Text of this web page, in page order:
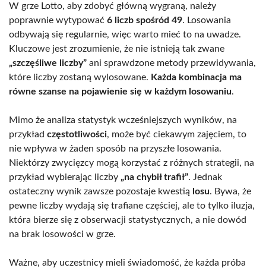
W grze Lotto, aby zdobyć główną wygraną, należy
poprawnie wytypować 6 liczb spośród 49. Losowania
odbywają się regularnie, więc warto mieć to na uwadze.
Kluczowe jest zrozumienie, że nie istnieją tak zwane
„szczęśliwe liczby” ani sprawdzone metody przewidywania,
które liczby zostaną wylosowane. Każda kombinacja ma
równe szanse na pojawienie się w każdym losowaniu.
Mimo że analiza statystyk wcześniejszych wyników, na
przykład częstotliwości, może być ciekawym zajęciem, to
nie wpływa w żaden sposób na przyszłe losowania.
Niektórzy zwycięzcy mogą korzystać z różnych strategii, na
przykład wybierając liczby „na chybił trafił”. Jednak
ostateczny wynik zawsze pozostaje kwestią losu. Bywa, że
pewne liczby wydają się trafiane częściej, ale to tylko iluzja,
która bierze się z obserwacji statystycznych, a nie dowód
na brak losowości w grze.
Ważne, aby uczestnicy mieli świadomość, że każda próba